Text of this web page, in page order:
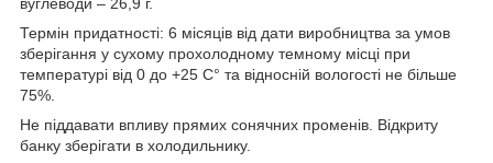
Термін придатності: 6 місяців від дати виробництва за умов
зберігання у сухому прохолодному темному місці при
температурі від 0 до +25 С° та відносній вологості не більше
75%.
Не піддавати впливу прямих сонячних променів. Відкриту
банку зберігати в холодильнику.